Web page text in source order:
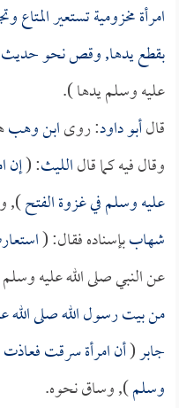
امرأة مخزومية تستعير
بقطع يدها, وقص نحو حديث
عليه وسلم يدها ).
قالأبو داود: روىابن وهب
وقال فيه كما قالالليث: (إن
عليه وسلم في غزوة الفتح),
شهاببإسناده فقال: (
عن النبي صلى الله عليه
من بيت رسول الله صلى الله
جابر(أن امرأة سرقت فعاذت
وسلم), وساق نحوه.